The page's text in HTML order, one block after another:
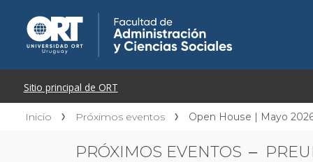
Inicio Próximos eventos Open House | Mayo
PRÓXIMOS EVENTOS